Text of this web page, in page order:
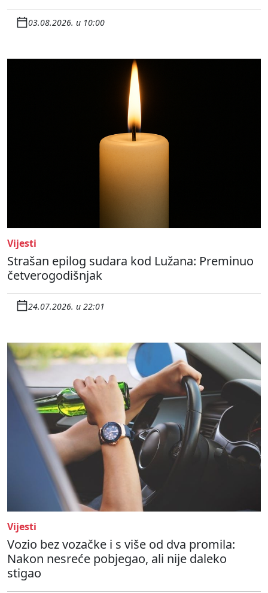
03.08.2026. u 10:00
Vijesti
Strašan epilog sudara kod Lužana: Preminuo
četverogodišnjak
24.07.2026. u 22:01
Vijesti
Vozio bez vozačke i s više od dva promila:
Nakon nesreće pobjegao, ali nije daleko
stigao